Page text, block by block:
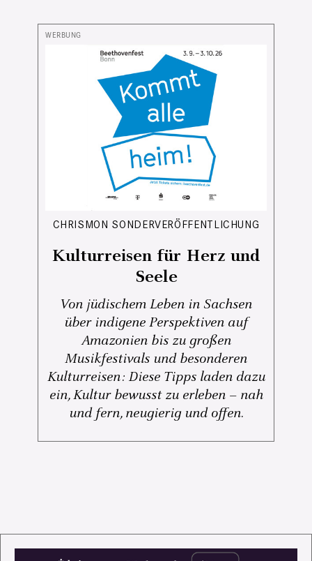
CHRISMON SONDERVERÖFFENTLICHUNG
Kulturreisen für Herz und
Seele
Von jüdischem Leben in Sachsen
über indigene Perspektiven auf
Amazonien bis zu großen
Musikfestivals und besonderen
Kulturreisen: Diese Tipps laden dazu
ein, Kultur bewusst zu erleben – nah
und fern, neugierig und offen.